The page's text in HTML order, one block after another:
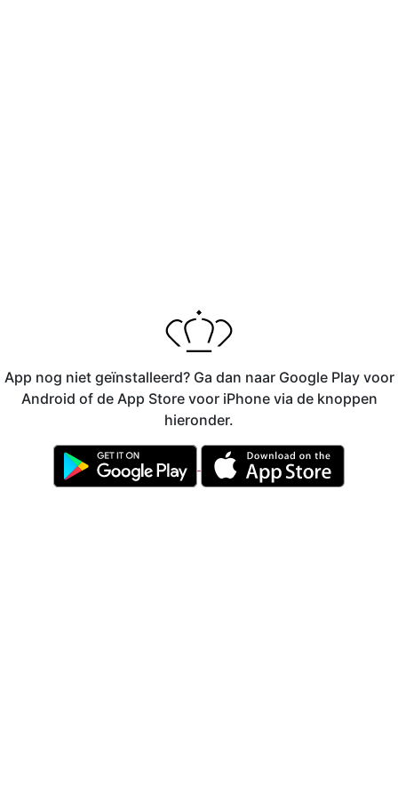
App nog niet geïnstalleerd? Ga dan naar Google Play voor
Android of de App Store voor iPhone via de knoppen
hieronder.